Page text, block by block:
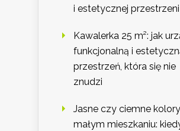
i estetycznej przestrzeni
Kawalerka 25 m²: jak
funkcjonalną i
przestrzeń, która się nie
znudzi
Jasne czy ciemne
małym mieszkaniu: